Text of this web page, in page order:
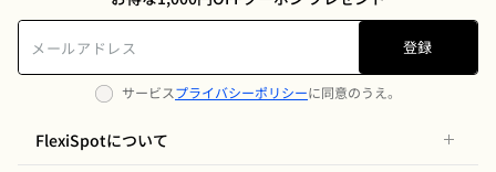
登録
サービスプライバシーポリシーに同意のうえ。
FlexiSpotについて